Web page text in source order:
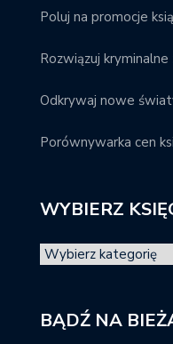
Poluj na promocje
Rozwiązuj
Odkrywaj nowe
Porównywarka cen
WYBIERZ
BĄDŹ NA